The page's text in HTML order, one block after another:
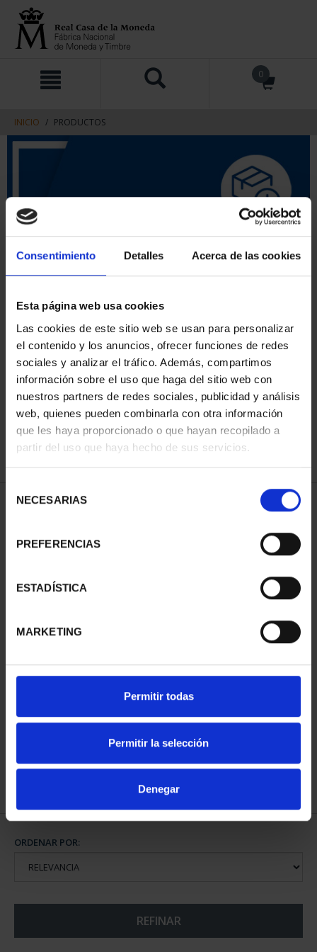
Consentimiento Detalles Acerca de las cookies
Esta página web usa cookies
Las cookies de este sitio web se usan para personalizar
el contenido y los anuncios, ofrecer funciones de redes
sociales y analizar el tráfico. Además, compartimos
información sobre el uso que haga del sitio web con
nuestros partners de redes sociales, publicidad y análisis
web, quienes pueden combinarla con otra información
que les haya proporcionado o que hayan recopilado a
partir del uso que haya hecho de sus servicios.
NECESARIAS
PREFERENCIAS
ESTADÍSTICA
MARKETING
Permitir todas
Permitir la selección
Denegar
contenido
navegacin
0
INICIO PRODUCTOS
ORDENAR POR:
REFINAR
2 Productos encontrados
CARTERITA MONEDA 60
85,00 €
CANJE 60 EURO 2026
60,00 €
ORDENAR POR:
REFINAR